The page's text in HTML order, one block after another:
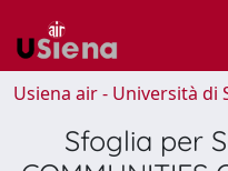
Usiena air - Università di
Sfoglia per